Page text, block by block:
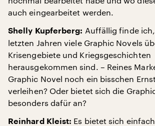
auch eingearbeitet werden.
Shelly Kupferberg: Auffällig finde
letzten Jahren viele Graphic Novels
Krisengebiete und Kriegsgeschichten
herausgekommen sind. – Reines
Graphic Novel noch ein bisschen
verleihen? Oder bietet sich die
besonders dafür an?
Reinhard Kleist: Es bietet sich